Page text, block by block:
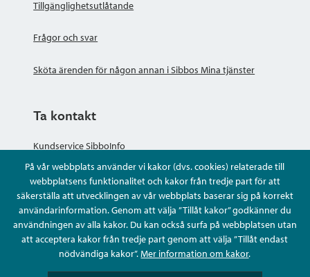
På vår webbplats använder vi kakor (dvs. cookies) relaterade till
webbplatsens funktionalitet och kakor från tredje part för att
säkerställa att utvecklingen av vår webbplats baserar sig på korrekt
användarinformation. Genom att välja ”Tillåt kakor” godkänner du
användningen av alla kakor. Du kan också surfa på webbplatsen utan
att acceptera kakor från tredje part genom att välja ”Tillåt endast
nödvändiga kakor”.Mer information om kakor.
Tillgänglighetsutlåtande
Frågor och svar
Sköta ärenden för någon annan i Sibbos Mina tjänster
Ta kontakt
Kundservice SibboInfo
Ge anonym respons
Ställ en fråga eller sköta ditt ärende
Kontaktuppgifter